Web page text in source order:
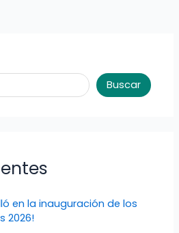
Buscar
en la inauguración de los
2026!